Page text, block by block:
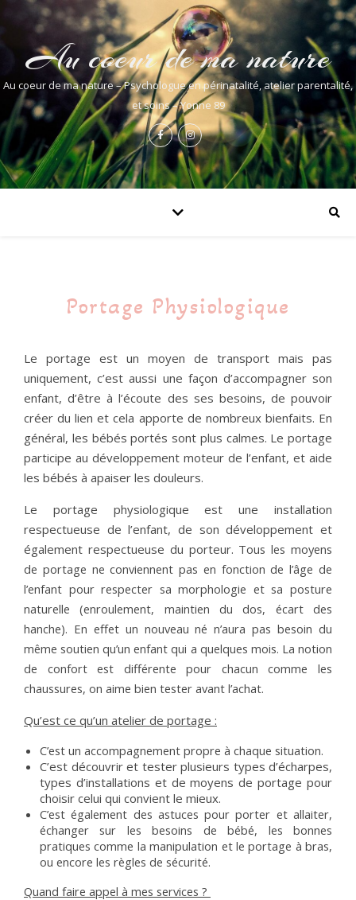
Au coeur de ma nature
Au coeur de ma nature – Psychologue en périnatalité, atelier parentalité,
et soins – Yonne 89
Portage Physiologique
Le portage est un moyen de transport mais pas
uniquement, c’est aussi une façon d’accompagner son
enfant, d’être à l’écoute des ses besoins, de pouvoir
créer du lien et cela apporte de nombreux bienfaits. En
général, les bébés portés sont plus calmes. Le portage
participe au développement moteur de l’enfant, et aide
les bébés à apaiser les douleurs.
Le portage physiologique est une installation
respectueuse de l’enfant, de son développement et
également respectueuse du porteur. Tous les moyens
de portage ne conviennent pas en fonction de l’âge de
l’enfant pour respecter sa morphologie et sa posture
naturelle (enroulement, maintien du dos, écart des
hanche). En effet un nouveau né n’aura pas besoin du
même soutien qu’un enfant qui a quelques mois. La notion
de confort est différente pour chacun comme les
chaussures, on aime bien tester avant l’achat.
Qu’est ce qu’un atelier de portage :
C’est un accompagnement propre à chaque situation.
C’est découvrir et tester plusieurs types d’écharpes,
types d’installations et de moyens de portage pour
choisir celui qui convient le mieux.
C’est également des astuces pour porter et allaiter,
échanger sur les besoins de bébé, les bonnes
pratiques comme la manipulation et le portage à bras,
ou encore les règles de sécurité.
Quand faire appel à mes services ?